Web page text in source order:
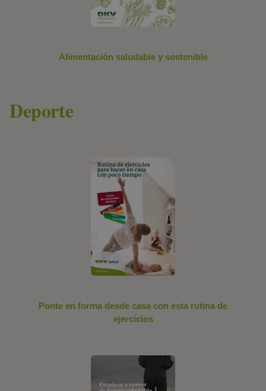
Alimentación saludable y sostenible
Deporte
Ponte en forma desde casa con esta rutina de
ejercicios